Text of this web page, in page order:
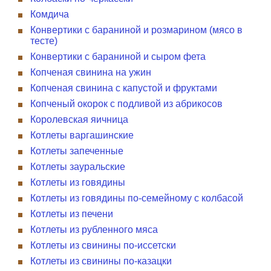
Комдича
Конвертики с бараниной и розмарином (мясо в
тесте)
Конвертики с бараниной и сыром фета
Копченая свинина на ужин
Копченая свинина с капустой и фруктами
Копченый окорок с подливой из абрикосов
Королевская яичница
Котлеты варгашинские
Котлеты запеченные
Котлеты зауральские
Котлеты из говядины
Котлеты из говядины по-семейному с колбасой
Котлеты из печени
Котлеты из рубленного мяса
Котлеты из свинины по-иссетски
Котлеты из свинины по-казацки